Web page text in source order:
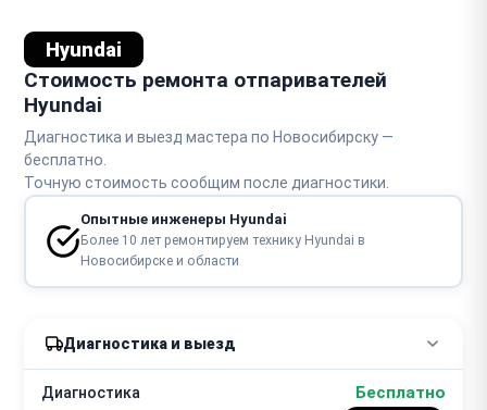
Hyundai
Стоимость ремонта отпаривателей
Hyundai
Диагностика и выезд мастера по Новосибирску —
бесплатно.
Точную стоимость сообщим после диагностики.
Опытные инженеры Hyundai
Более 10 лет ремонтируем технику Hyundai в
Новосибирске и области
Диагностика и выезд
Диагностика Бесплатно